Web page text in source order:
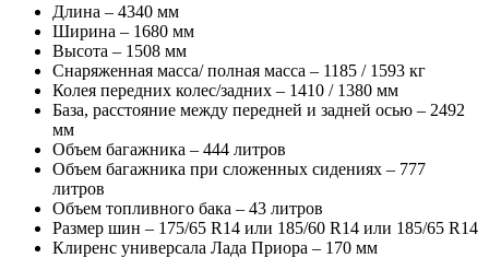
Длина – 4340 мм
Ширина – 1680 мм
Высота – 1508 мм
Снаряженная масса/ полная масса – 1185 / 1593 кг
Колея передних колес/задних – 1410 / 1380 мм
База, расстояние между передней и задней осью – 2492
мм
Объем багажника – 444 литров
Объем багажника при сложенных сидениях – 777
литров
Объем топливного бака – 43 литров
Размер шин – 175/65 R14 или 185/60 R14 или 185/65 R14
Клиренс универсала Лада Приора – 170 мм